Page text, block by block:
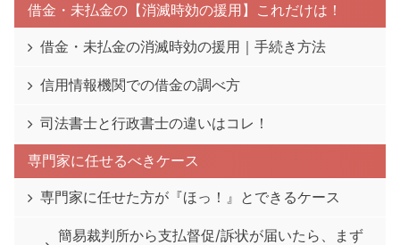
借金・未払金の【消滅時効の援用】これだけは！
借金・未払金の消滅時効の援用｜手続き方法
信用情報機関での借金の調べ方
司法書士と行政書士の違いはコレ！
専門家に任せるべきケース
専門家に任せた方が『ほっ！』とできるケース
簡易裁判所から支払督促/訴状が届いたら、まず